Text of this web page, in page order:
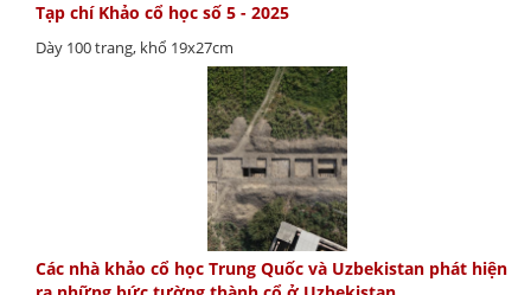
Tạp chí Khảo cổ học số 5 - 2025
Dày 100 trang, khổ 19x27cm
Các nhà khảo cổ học Trung Quốc và Uzbekistan phát hiện